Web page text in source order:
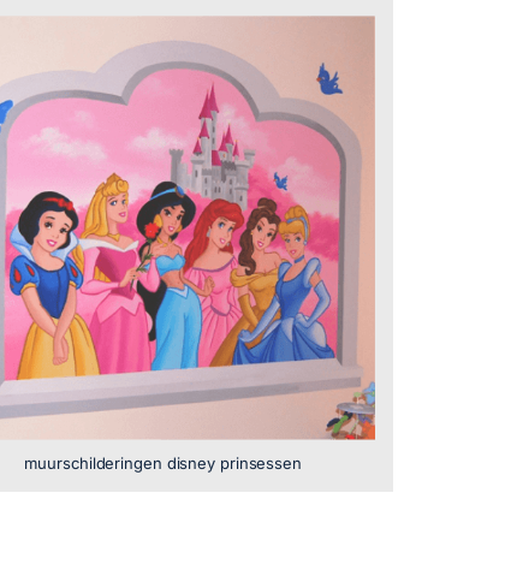
muurschilderingen disney prinsessen